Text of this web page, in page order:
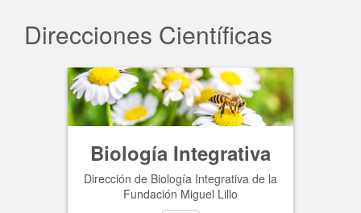
Direcciones Científicas
Biología Integrativa
Dirección de Biología Integrativa de la
Fundación Miguel Lillo